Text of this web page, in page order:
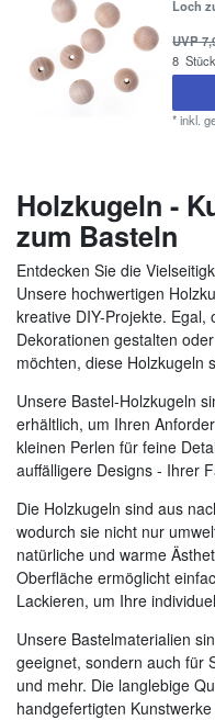
Loch
UVP
8 Stück
*inkl.
Holzkugeln -
zum Basteln
Entdecken Sie die
Unsere hochwertigen
kreative DIY-Projekte. Egal,
Dekorationen gestalten
möchten, diese Holzkugeln
Unsere Bastel-Holzkugeln
erhältlich, um Ihren
kleinen Perlen für feine
auffälligere Designs - Ihrer
Die Holzkugeln sind aus
wodurch sie nicht nur
natürliche und warme
Oberfläche ermöglicht
Lackieren, um Ihre
Unsere Bastelmaterialien
geeignet, sondern auch für
und mehr. Die langlebige
handgefertigten